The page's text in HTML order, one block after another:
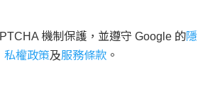
機制保護，並遵守 Google 的隱
私權政策及服務條款 。